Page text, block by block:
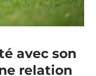
avec son
relation